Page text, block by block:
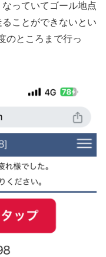
っていてゴール地点
ことができないとい
のところまで行っ